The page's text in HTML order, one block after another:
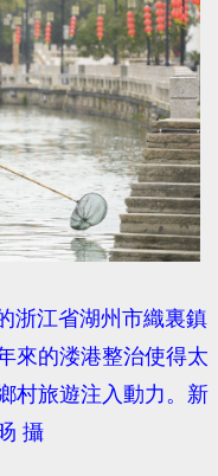
浙江省湖州市織裏鎮
來的溇港整治使得太
村旅遊注入動力。新
攝